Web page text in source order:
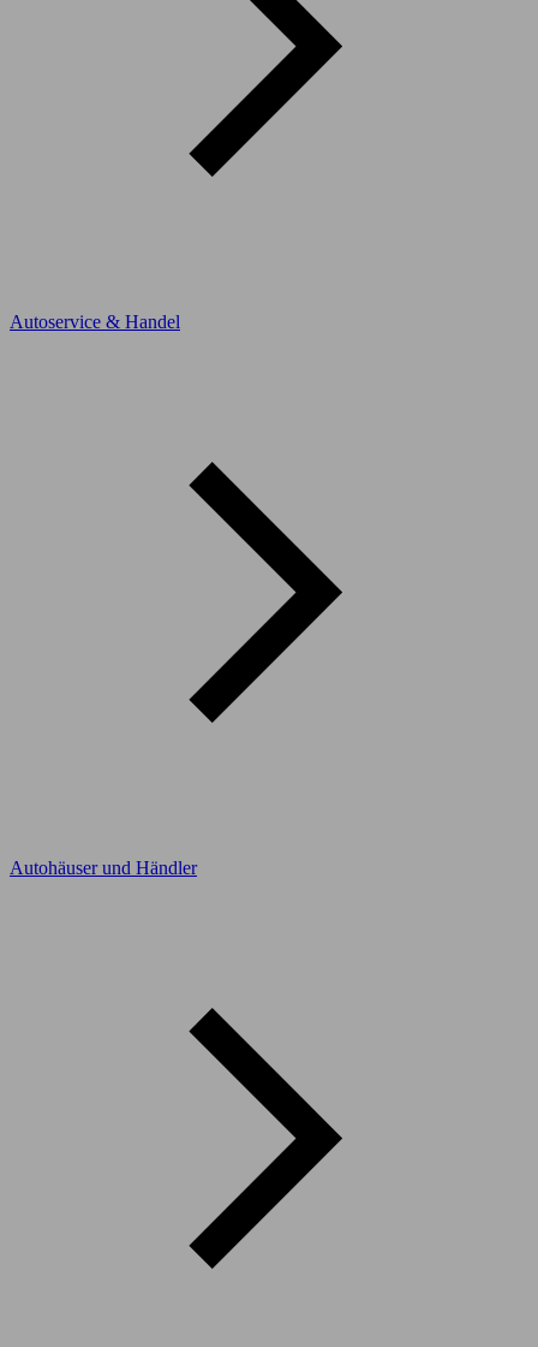
Autoservice & Handel
Autohäuser und Händler